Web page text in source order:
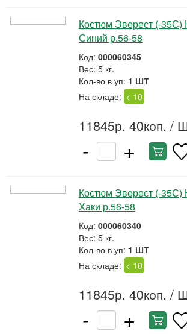
Костюм Эверест (-35С)
Синий р.56-58
Код: 000060345
Вес: 5 кг.
Кол-во в уп: 1 ШТ
На складе: < 10
11845р. 40коп. /
- +
Костюм Эверест (-35С)
Хаки р.56-58
Код: 000060340
Вес: 5 кг.
Кол-во в уп: 1 ШТ
На складе: < 10
11845р. 40коп. /
- +